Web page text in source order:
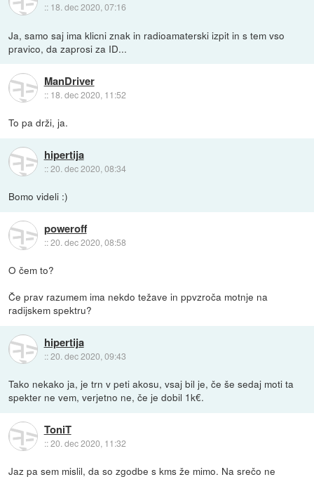
:: 18. dec 2020, 07:16
Ja, samo saj ima klicni znak in radioamaterski izpit in s tem vso
pravico, da zaprosi za ID...
ManDriver
:: 18. dec 2020, 11:52
To pa drži, ja.
hipertija
::20. dec 2020, 08:34
Bomo videli :)
poweroff
::20. dec 2020, 08:58
O čem to?
Če prav razumem ima nekdo težave in ppvzroča motnje na
radijskem spektru?
hipertija
::20. dec 2020, 09:43
Tako nekako ja, je trn v peti akosu, vsaj bil je, če še sedaj moti ta
spekter ne vem, verjetno ne, če je dobil 1k€.
ToniT
::20. dec 2020, 11:32
Jaz pa sem mislil, da so zgodbe s kms že mimo. Na srečo ne